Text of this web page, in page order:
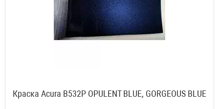
Краска Acura B532P OPULENT BLUE, GORGEOUS BLUE